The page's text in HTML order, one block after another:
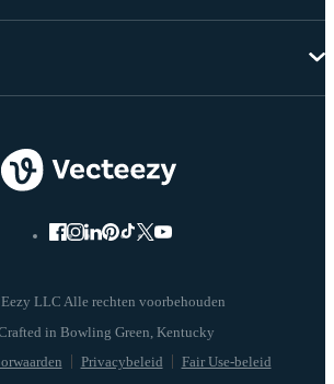
LLC Alle rechten voorbehouden
Privacybeleid Fair Use-beleid